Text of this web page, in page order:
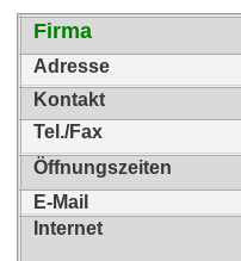
Firma
Adresse
Kontakt
Tel./Fax
Öffnungszeiten
E-Mail
Internet